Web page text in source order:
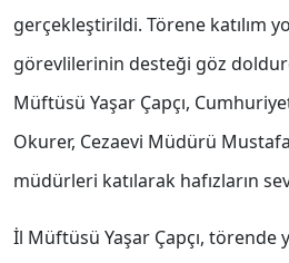
gerçekleştirildi. Törene katılım
görevlilerinin desteği göz
Müftüsü Yaşar Çapçı,
Okurer, Cezaevi Müdürü
müdürleri katılarak hafızların
İl Müftüsü Yaşar Çapçı, törende